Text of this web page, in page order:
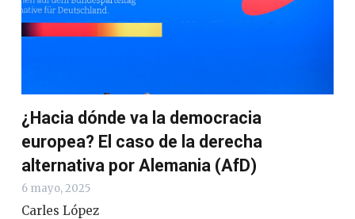
¿Hacia dónde va la democracia
europea? El caso de la derecha
alternativa por Alemania (AfD)
6 mayo, 2025
Carles López